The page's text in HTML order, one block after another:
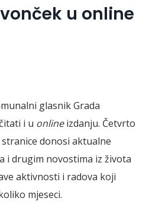
u online
glasnik Grada
i u onlineizdanju. Četvrto
donosi aktualne
i drugim novostima iz života
aktivnosti i radova koji
mjeseci.